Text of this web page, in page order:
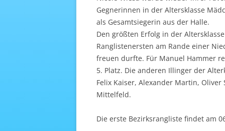
Gegnerinnen in der Altersklasse
als Gesamtsiegerin aus der Halle.
Den größten Erfolg in der
Ranglistenersten am Rande einer
freuen durfte. Für Manuel Hammer
5. Platz. Die anderen Illinger der
Felix Kaiser, Alexander Martin,
Mittelfeld.
Die erste Bezirksrangliste findet am